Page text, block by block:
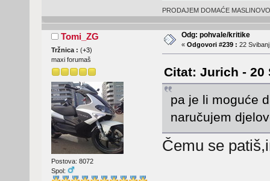
PRODAJEM DOMAĆE
Tomi_ZG
Tržnica : (+3)
maxi forumaš
Postova: 8072
Spol:
Odg: pohvale/kritike
« Odgovori #239 : 22
Citat: Jurich - 20
pa je li moguće
naručujem
Čemu se